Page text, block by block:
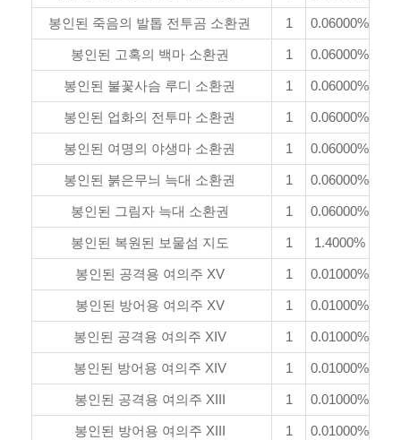
봉인된 죽음의 발톱 전투곰 소환권 1 0.06000%
봉인된 고혹의 백마 소환권 1 0.06000%
봉인된 불꽃사슴 루디 소환권 1 0.06000%
봉인된 업화의 전투마 소환권 1 0.06000%
봉인된 여명의 야생마 소환권 1 0.06000%
봉인된 붉은무늬 늑대 소환권 1 0.06000%
봉인된 그림자 늑대 소환권 1 0.06000%
봉인된 복원된 보물섬 지도 1 1.4000%
봉인된 공격용 여의주 XV 1 0.01000%
봉인된 방어용 여의주 XV 1 0.01000%
봉인된 공격용 여의주 XIV 1 0.01000%
봉인된 방어용 여의주 XIV 1 0.01000%
봉인된 공격용 여의주 XIII 1 0.01000%
봉인된 방어용 여의주 XIII 1 0.01000%